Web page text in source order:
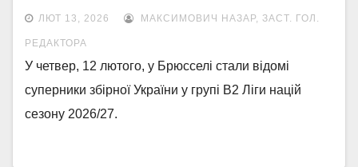
ЛЮТ 13, 2026 МАКСИМОВИЧ НАЗАР, ЗАСТ. ГОЛ.
РЕДАКТОРА
У четвер, 12 лютого, у Брюсселі стали відомі
суперники збірної України у групі B2 Ліги націй
сезону 2026/27.